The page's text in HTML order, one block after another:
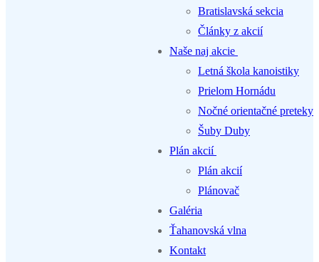
Bratislavská sekcia
Články z akcií
Naše naj akcie
Letná škola kanoistiky
Prielom Hornádu
Nočné orientačné preteky
Šuby Duby
Plán akcií
Plán akcií
Plánovač
Galéria
Ťahanovská vlna
Kontakt